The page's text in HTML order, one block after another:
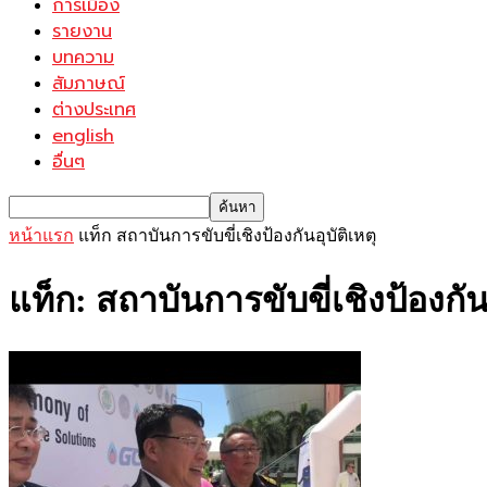
การเมือง
รายงาน
บทความ
สัมภาษณ์
ต่างประเทศ
english
อื่นๆ
หน้าแรก แท็ก สถาบันการขับขี่เชิงป้องกันอุบัติเหตุ
แท็ก: สถาบันการขับขี่เชิงป้องกั